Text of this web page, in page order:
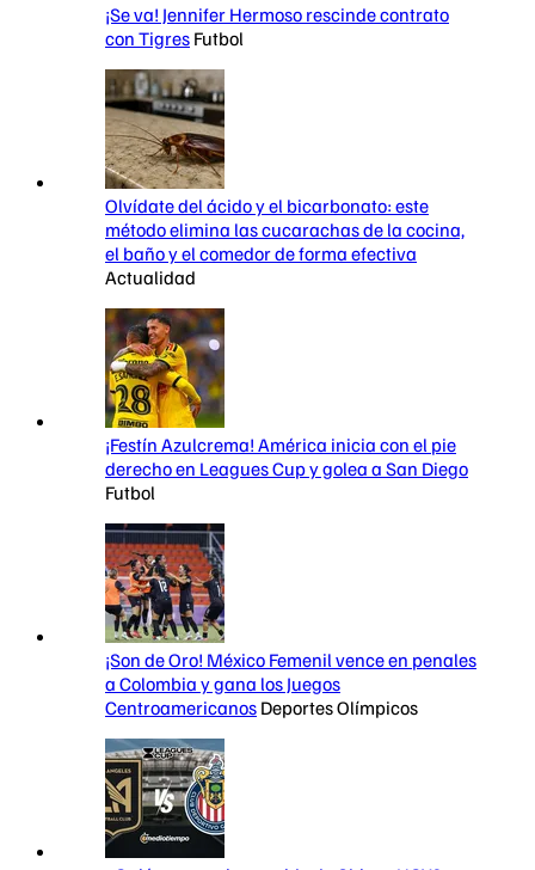
¡Se va! Jennifer Hermoso rescinde contrato
con Tigres Futbol
Olvídate del ácido y el bicarbonato: este
método elimina las cucarachas de la cocina,
el baño y el comedor de forma efectiva
Actualidad
¡Festín Azulcrema! América inicia con el pie
derecho en Leagues Cup y golea a San Diego
Futbol
¡Son de Oro! México Femenil vence en penales
a Colombia y gana los Juegos
Centroamericanos Deportes Olímpicos